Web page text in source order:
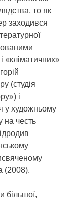
то як
заходився
«кліматичних»
(студія
і
у художньому
на честь
(2008).
більшої,